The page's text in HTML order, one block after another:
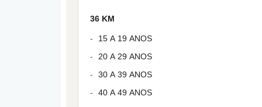
36 KM
15 A 19 ANOS
20 A 29 ANOS
30 A 39 ANOS
40 A 49 ANOS